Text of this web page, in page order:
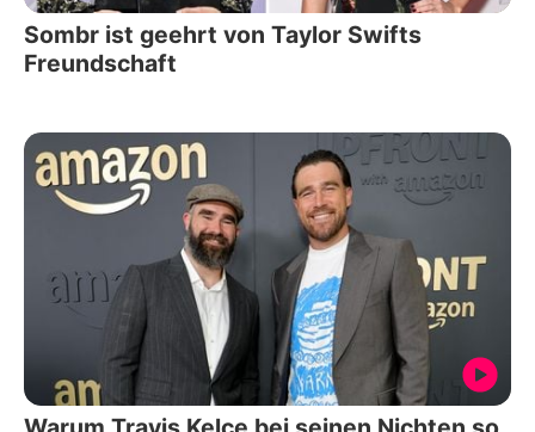
Sombr ist geehrt von Taylor Swifts
Freundschaft